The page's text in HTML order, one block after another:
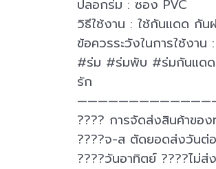
ปลอกร่ม : ซอง PVC
วิธีใช้งาน : ใช้กันแดด กัน
ข้อควรระวังในการใช้งา
#ร่ม #ร่มพับ #ร่มกันแด
รัก
???? การจัดส่งสินค้าของ
????จ-ส ตัดยอดส่งวัน
????วันอาทิตย์ ????ไม่